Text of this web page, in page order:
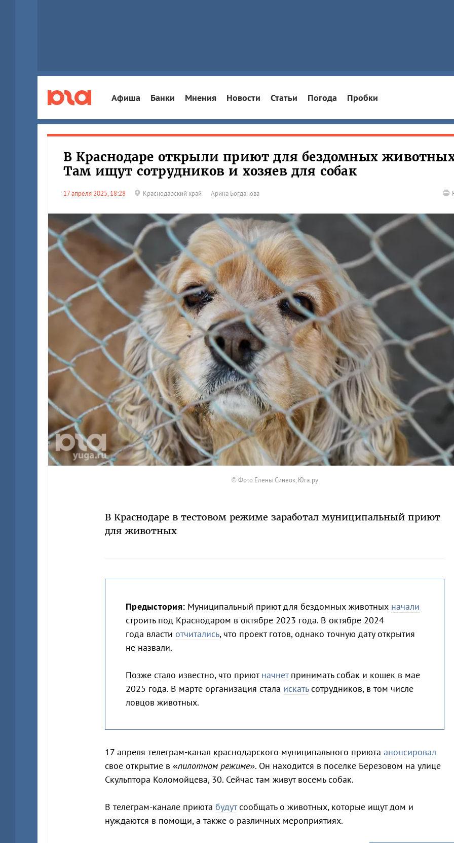
Афиша Банки Мнения Новости Статьи Погода Пробки
В Краснодаре открыли приют для бездомных
Там ищут сотрудников и хозяев для собак
17 апреля 2025, 18:28 Краснодарский край Арина Богданова
© Фото Елены Синеок, Юга.ру
В Краснодаре в тестовом режиме заработал муниципальный приют
для животных
Предыстория: Муниципальный приют для бездомных животных начали
строить под Краснодаром в октябре 2023 года. В октябре 2024
года власти отчитались, что проект готов, однако точную дату открытия
не назвали.
Позже стало известно, что приютначнетпринимать собак и кошек в мае
2025 года. В марте организация стала искатьсотрудников, в том числе
ловцов животных.
17 апреля телеграм-канал краснодарского муниципального приюта анонсировал
свое открытие в «пилотном режиме». Он находится в поселке Березовом на улице
Скульптора Коломойцева, 30. Сейчас там живут восемь собак.
В телеграм-канале приюта будутсообщать о животных, которые ищут дом и
нуждаются в помощи, а также о различных мероприятиях.